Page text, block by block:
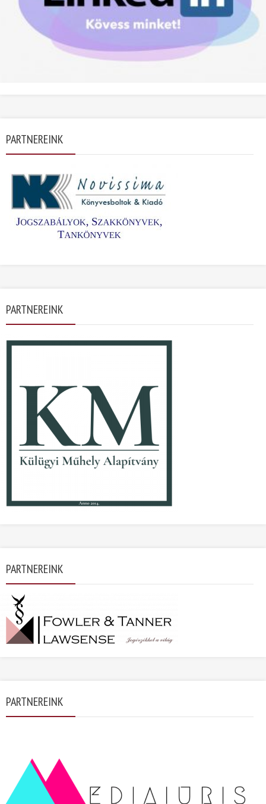
PARTNEREINK
PARTNEREINK
PARTNEREINK
PARTNEREINK